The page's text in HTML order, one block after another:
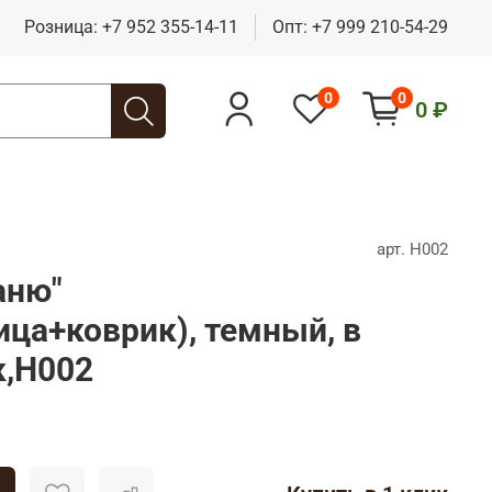
Розница: +7 952 355-14-11 Опт: +7 999 210-54-29
0 0 0 ₽
арт. Н002
темный, в